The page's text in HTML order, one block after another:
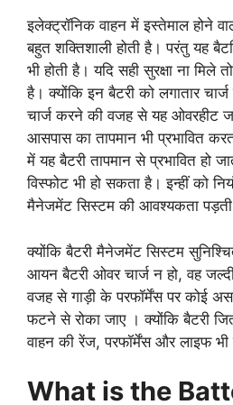
इलेक्ट्रॉनिक वाहन में इस्तेमाल होने
बहुत शक्तिशाली होती है। परंतु यह
भी होती है। यदि सही सुरक्षा ना मिले
है। क्योंकि इन बैटरी को लगातार
चार्ज करने की वजह से यह ओवरहीट
आसपास का तापमान भी प्रभावित
में यह बैटरी तापमान से प्रभावित हो
विस्फोट भी हो सकता है। इन्हीं को
मैनेजमेंट सिस्टम की आवश्यकता
क्योंकि बैटरी मैनेजमेंट सिस्टम
आयन बैटरी ओवर चार्ज न हो, वह
वजह से गाड़ी के परफॉर्मेंस पर कोई
फटने से रोका जाए । क्योंकि बैटरी
वाहन की रेंज, परफॉर्मेंस और लाइफ भी
What is the